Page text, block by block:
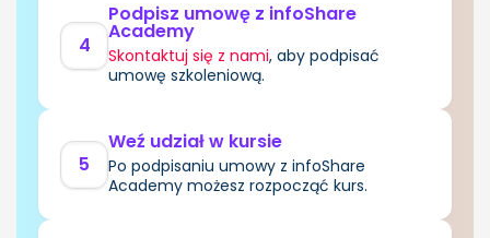
4
Podpisz umowę z infoShare
Academy
Skontaktuj się z nami, aby podpisać
umowę szkoleniową.
5
Weź udział w kursie
Po podpisaniu umowy z infoShare
Academy możesz rozpocząć kurs.